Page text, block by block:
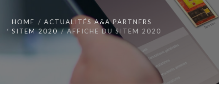
HOME
ACTUALITÉS A&A PARTNERS
SITEM 2020
AFFICHE DU SITEM 2020